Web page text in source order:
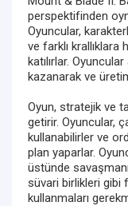
perspektifinden
Oyuncular,
ve farklı
katılırlar.
kazanarak ve
Oyun, stratejik ve
getirir. Oyuncular,
kullanabilirler ve
plan yaparlar.
üstünde
süvari birlikleri gibi
kullanmaları